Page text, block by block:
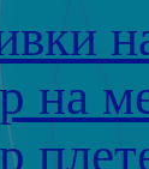
на